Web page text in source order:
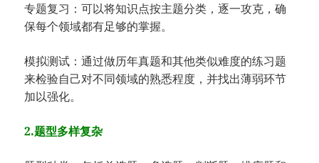
专题复习：可以将知识点按主题分类，逐一攻克，确
保每个领域都有足够的掌握。
模拟测试：通过做历年真题和其他类似难度的练习题
来检验自己对不同领域的熟悉程度，并找出薄弱环节
加以强化。
2.题型多样复杂